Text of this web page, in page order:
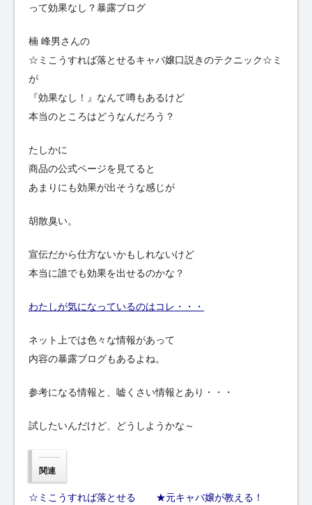
って効果なし？暴露ブログ
楠 峰男さんの
☆ミこうすれば落とせるキャバ嬢口説きのテクニック☆ミ
が
『効果なし！』なんて噂もあるけど
本当のところはどうなんだろう？
たしかに
商品の公式ページを見てると
あまりにも効果が出そうな感じが
胡散臭い。
宣伝だから仕方ないかもしれないけど
本当に誰でも効果を出せるのかな？
わたしが気になっているのはコレ・・・
ネット上では色々な情報があって
内容の暴露ブログもあるよね。
参考になる情報と、嘘くさい情報とあり・・・
試したいんだけど、どうしようかな～
関連
☆ミこうすれば落とせる
★元キャバ嬢が教える！